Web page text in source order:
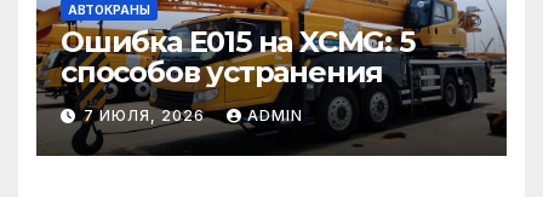
АВТОКРАНЫ
Ошибка E015 на XCMG: 5
способов устранения
7 ИЮЛЯ, 2026 ADMIN